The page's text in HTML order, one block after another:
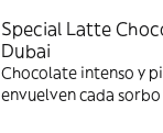
Special Latte
Dubai
Chocolate intenso y
envuelven cada